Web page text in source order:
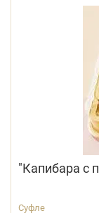
"Капибара с
Суфле